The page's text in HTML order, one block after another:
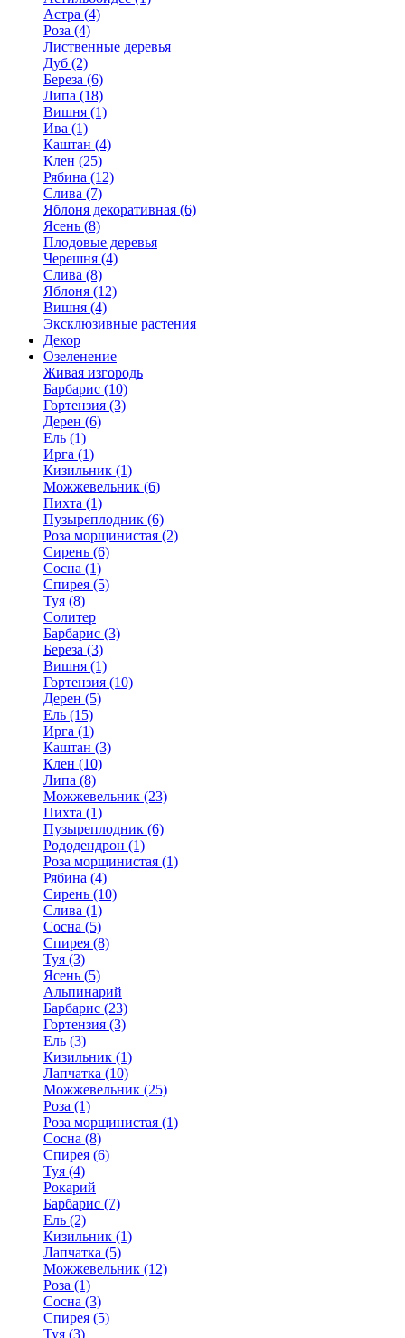
Астра (4)
Роза (4)
Лиственные деревья
Дуб (2)
Береза (6)
Липа (18)
Вишня (1)
Ива (1)
Каштан (4)
Клен (25)
Рябина (12)
Слива (7)
Яблоня декоративная (6)
Ясень (8)
Плодовые деревья
Черешня (4)
Слива (8)
Яблоня (12)
Вишня (4)
Эксклюзивные растения
Декор
Озеленение
Живая изгородь
Барбарис (10)
Гортензия (3)
Дерен (6)
Ель (1)
Ирга (1)
Кизильник (1)
Можжевельник (6)
Пихта (1)
Пузыреплодник (6)
Роза морщинистая (2)
Сирень (6)
Сосна (1)
Спирея (5)
Туя (8)
Солитер
Барбарис (3)
Береза (3)
Вишня (1)
Гортензия (10)
Дерен (5)
Ель (15)
Ирга (1)
Каштан (3)
Клен (10)
Липа (8)
Можжевельник (23)
Пихта (1)
Пузыреплодник (6)
Рододендрон (1)
Роза морщинистая (1)
Рябина (4)
Сирень (10)
Слива (1)
Сосна (5)
Спирея (8)
Туя (3)
Ясень (5)
Альпинарий
Барбарис (23)
Гортензия (3)
Ель (3)
Кизильник (1)
Лапчатка (10)
Можжевельник (25)
Роза (1)
Роза морщинистая (1)
Сосна (8)
Спирея (6)
Туя (4)
Рокарий
Барбарис (7)
Ель (2)
Кизильник (1)
Лапчатка (5)
Можжевельник (12)
Роза (1)
Сосна (3)
Спирея (5)
Туя (3)